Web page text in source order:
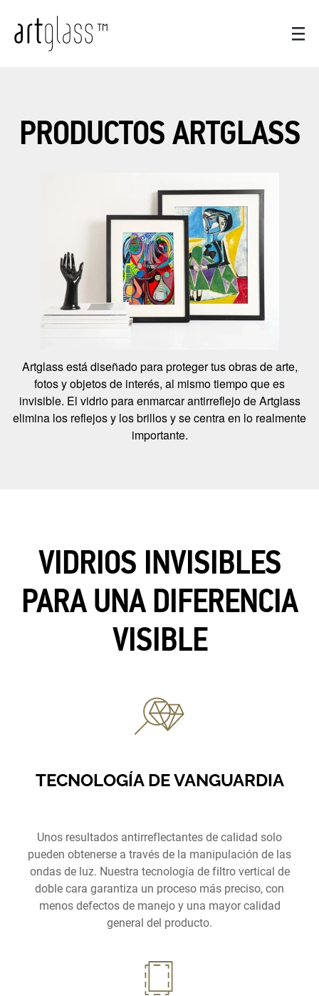
PRODUCTOS ARTGLASS
Artglass está diseñado para proteger tus obras de arte,
fotos y objetos de interés, al mismo tiempo que es
invisible. El vidrio para enmarcar antirreflejo de Artglass
elimina los reflejos y los brillos y se centra en lo realmente
importante.
VIDRIOS INVISIBLES
PARA UNA DIFERENCIA
VISIBLE
TECNOLOGÍA DE VANGUARDIA
Unos resultados antirreflectantes de calidad solo
pueden obtenerse a través de la manipulación de las
ondas de luz. Nuestra tecnología de filtro vertical de
doble cara garantiza un proceso más preciso, con
menos defectos de manejo y una mayor calidad
general del producto.